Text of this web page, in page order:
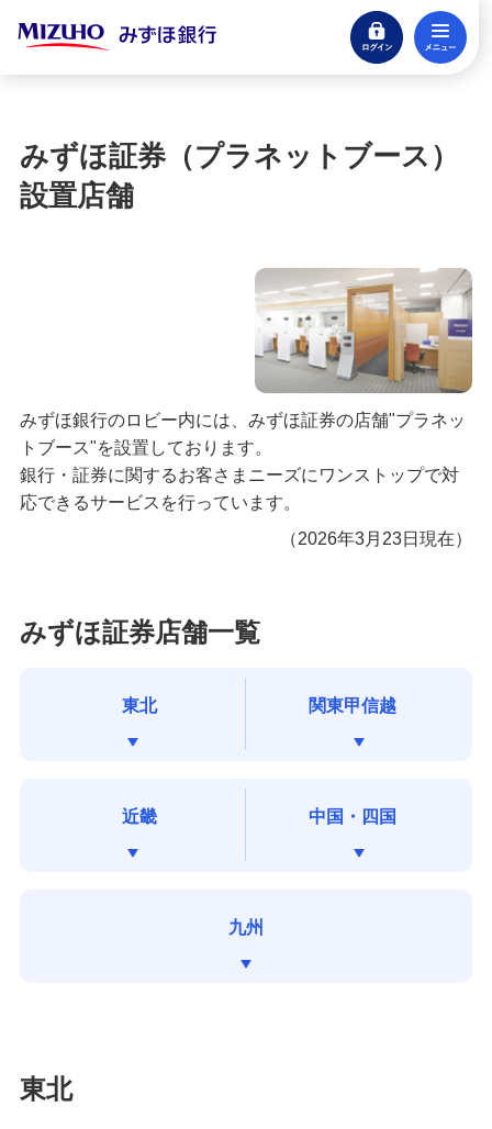
ログイン
閉じる
口座開設
来店不要・スマホで完結
貯める・増やす
預金・NISA・資産運用
備える
みずほ証券（プラネットブース）
設置店舗
みずほ銀行のロビー内には、みずほ証券の店舗"プラネッ
トブース"を設置しております。
銀行・証券に関するお客さまニーズにワンストップで対
応できるサービスを行っています。
（2026年3月23日現在）
みずほ証券店舗一覧
東北 関東甲信越
近畿 中国・四国
九州
東北